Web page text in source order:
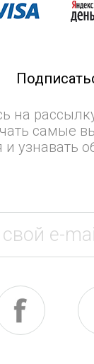
на
самые
узнавать